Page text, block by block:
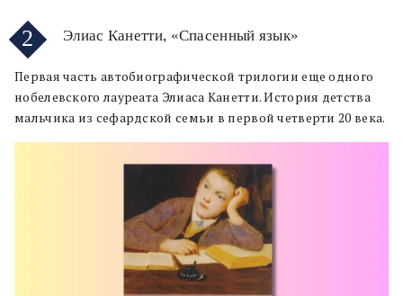
2 Элиас Канетти, «Спасенный язык»
Первая часть автобиографической трилогии еще одного
нобелевского лауреата Элиаса Канетти. История детства
мальчика из сефардской семьи в первой четверти 20 века.